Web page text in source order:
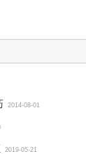
2014-08-01
2019-05-21